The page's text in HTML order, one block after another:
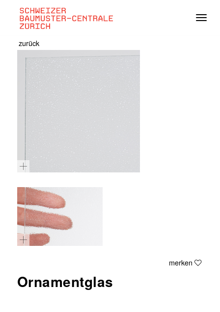
zurück
merken
Ornamentglas